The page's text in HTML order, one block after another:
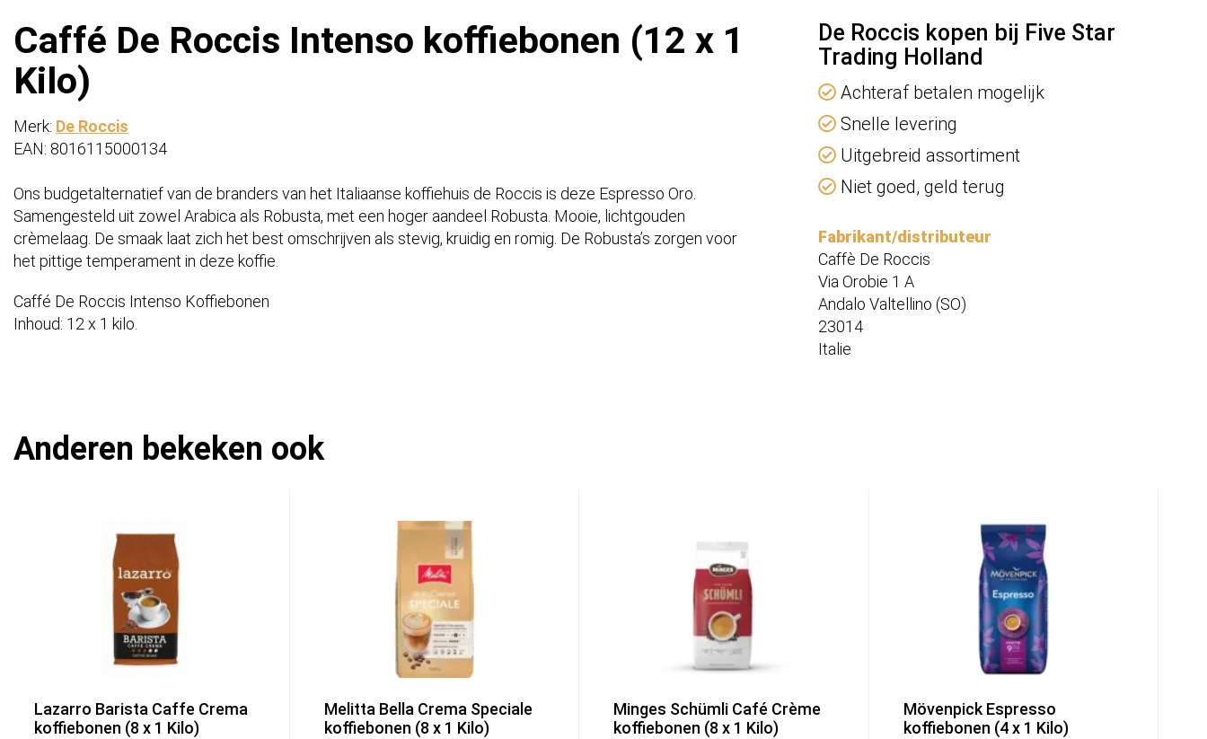
Caffé De Roccis Intenso koffiebonen (12 x 1
Kilo)
Merk: De Roccis
EAN: 8016115000134
Ons budgetalternatief van de branders van het Italiaanse koffiehuis de Roccis is deze Espresso Oro.
Samengesteld uit zowel Arabica als Robusta, met een hoger aandeel Robusta. Mooie, lichtgouden
crèmelaag. De smaak laat zich het best omschrijven als stevig, kruidig en romig. De Robusta’s zorgen voor
het pittige temperament in deze koffie.
Caffé De Roccis Intenso Koffiebonen
Inhoud: 12 x 1 kilo.
De Roccis kopen bij Five Star
Trading Holland
Achteraf betalen mogelijk
Snelle levering
Uitgebreid assortiment
Niet goed, geld terug
Fabrikant/distributeur
Caffè De Roccis
Via Orobie 1 A
Andalo Valtellino (SO)
23014
Italie
Anderen bekeken ook
Lazarro Barista Caffe Crema
koffiebonen (8 x 1 Kilo)
Melitta Bella Crema Speciale
koffiebonen (8 x 1 Kilo)
Minges Schümli Café Crème
koffiebonen (8 x 1 Kilo)
Mövenpick Espresso
koffiebonen (4 x 1 Kilo)